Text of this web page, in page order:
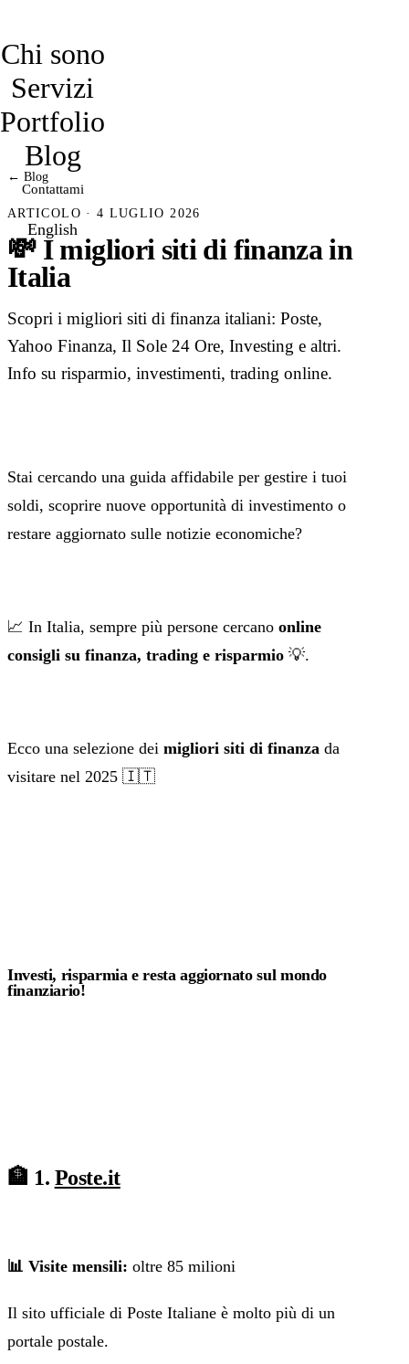
Chi sono
Servizi
Portfolio
Blog
Contattami
English
← Blog
ARTICOLO · 4 LUGLIO 2026
💸 I migliori siti di finanza in
Italia
Scopri i migliori siti di finanza italiani: Poste,
Yahoo Finanza, Il Sole 24 Ore, Investing e altri.
Info su risparmio, investimenti, trading online.
Stai cercando una guida affidabile per gestire i tuoi
soldi, scoprire nuove opportunità di investimento o
restare aggiornato sulle notizie economiche?
📈 In Italia, sempre più persone cercano online
consigli su finanza, trading e risparmio 💡.
Ecco una selezione dei migliori siti di finanza da
visitare nel 2025 🇮🇹
Investi, risparmia e resta aggiornato sul mondo
finanziario!
🏦 1. Poste.it
📊 Visite mensili: oltre 85 milioni
Il sito ufficiale di Poste Italiane è molto più di un
portale postale.